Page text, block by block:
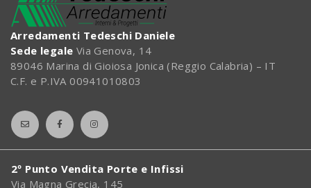
Arredamenti Tedeschi Daniele
Sede legale Via Genova, 14
89046 Marina di Gioiosa Jonica (Reggio Calabria) – IT
C.F. e P.IVA 00941010803
2º Punto Vendita Porte e Infissi
Via Magna Grecia, 145